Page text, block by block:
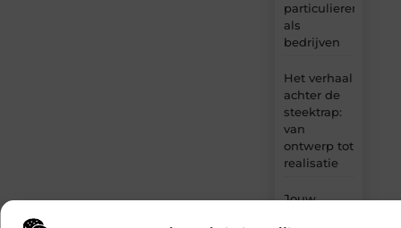
particulieren
als
bedrijven
Het verhaal
achter de
steektrap:
van
ontwerp tot
realisatie
Jouw